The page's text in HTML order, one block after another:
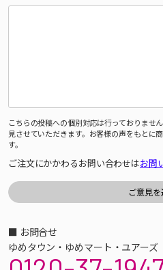
こちらの投稿への個別対応は行っておりませ
見させていただきます。お客様の声をもとに
す。
ご注文にかかわるお問い合わせはお問
■ お問合せ
ゆめタウン・ゆめマート・ユアーズ